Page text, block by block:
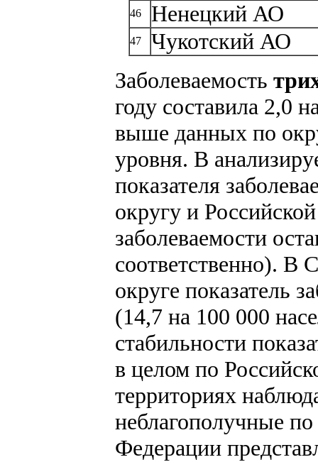
46 Ненецкий АО
47
Чукотский АО
Заболеваемость
году составила 2,0
выше данных по
уровня. В
показателя
округу и
заболеваемости
соответственно). В
округе показатель
(14,7 на 100 000
стабильности
в целом по
территориях
неблагополучные
Федерации